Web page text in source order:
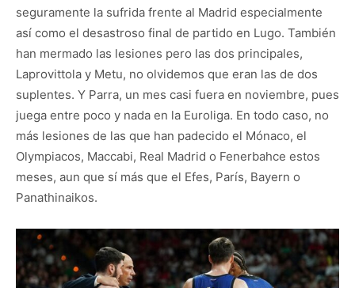
seguramente la sufrida frente al Madrid especialmente
así como el desastroso final de partido en Lugo. También
han mermado las lesiones pero las dos principales,
Laprovittola y Metu, no olvidemos que eran las de dos
suplentes. Y Parra, un mes casi fuera en noviembre, pues
juega entre poco y nada en la Euroliga. En todo caso, no
más lesiones de las que han padecido el Mónaco, el
Olympiacos, Maccabi, Real Madrid o Fenerbahce estos
meses, aun que sí más que el Efes, París, Bayern o
Panathinaikos.